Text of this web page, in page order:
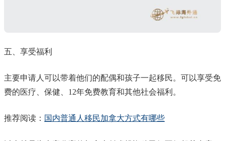
五、享受福利
主要申请人可以带着他们的配偶和孩子一起移民。可以享受免
费的医疗、保健、12年免费教育和其他社会福利。
推荐阅读： 国内普通人移民加拿大方式有哪些